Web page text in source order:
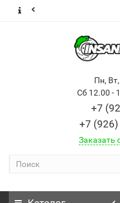
Пн,
Сб 12.00 -
+7
+7 (926)
Заказать